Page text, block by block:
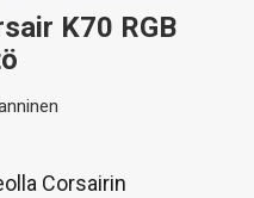
K70 RGB
Corsairin